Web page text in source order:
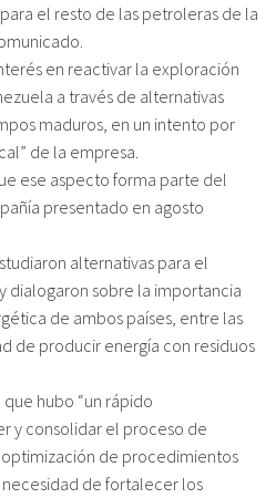
el resto de las petroleras de la
en reactivar la exploración
a través de alternativas
maduros, en un intento por
de la empresa.
ese aspecto forma parte del
presentado en agosto
alternativas para el
dialogaron sobre la importancia
de ambos países, entre las
de producir energía con residuos
hubo “un rápido
y consolidar el proceso de
de procedimientos
necesidad de fortalecer los